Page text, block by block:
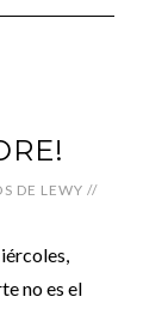
DE LEWY //
no es el